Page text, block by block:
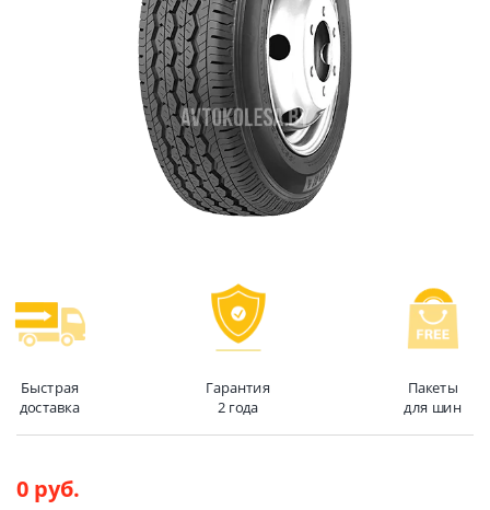
Быстрая
доставка
Гарантия
2 года
Пакеты
для шин
0 руб.